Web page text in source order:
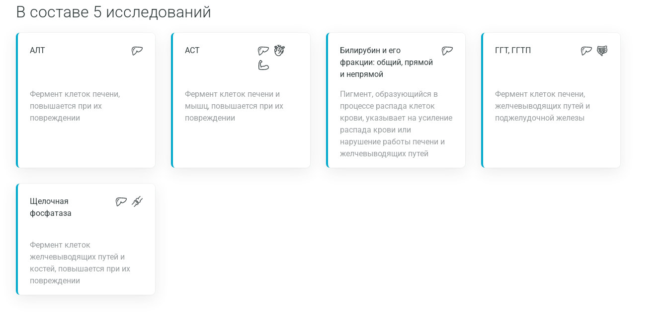
В составе 5 исследований
АЛТ
Фермент клеток печени,
повышается при их
повреждении
АСТ
Фермент клеток печени и
мышц, повышается при их
повреждении
Билирубин и его
фракции: общий, прямой
и непрямой
Пигмент, образующийся в
процессе распада клеток
крови, указывает на усиление
распада крови или
нарушение работы печени и
желчевыводящих путей
ГГТ, ГГТП
Фермент клеток печени,
желчевыводящих путей и
поджелудочной железы
Щелочная
фосфатаза
Фермент клеток
желчевыводящих путей и
костей, повышается при их
повреждении